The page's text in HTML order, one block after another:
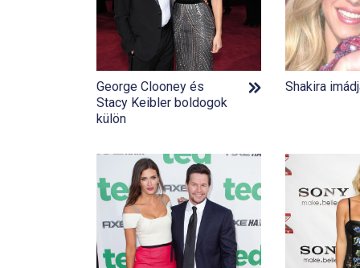
George Clooney és
Stacy Keibler boldogok
külön
Shakira